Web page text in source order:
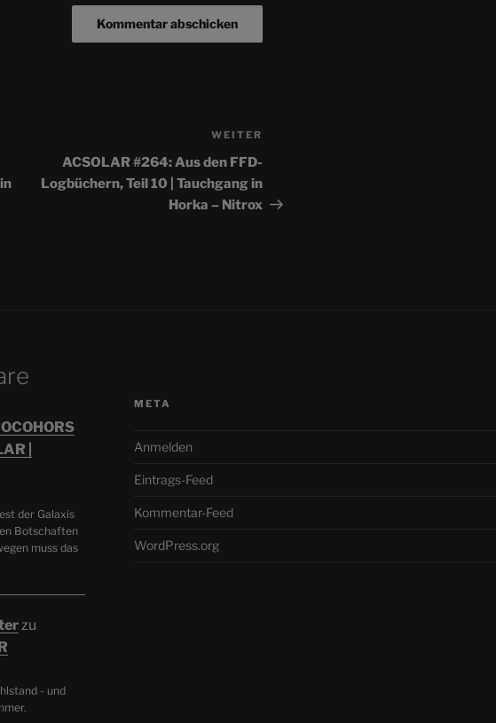
WEITER
ACSOLAR #264: Aus den FFD-
Logbüchern, Teil 10 | Tauchgang in
Horka – Nitrox
|
der Galaxis
Botschaften
muss das
zu
- und
META
Anmelden
Eintrags-Feed
Kommentar-Feed
WordPress.org